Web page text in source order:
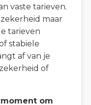
vaste tarieven.
maar
tarieven
stabiele
af van je
of
om